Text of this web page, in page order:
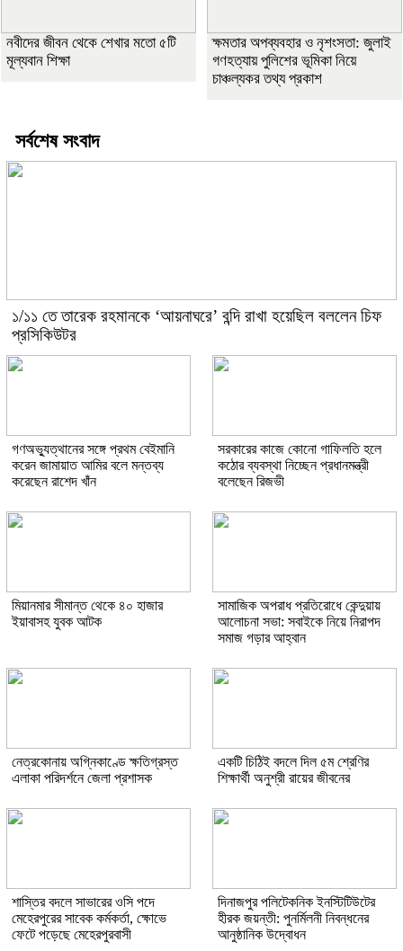
নবীদের জীবন থেকে শেখার মতো ৫টি
মূল্যবান শিক্ষা
ক্ষমতার অপব্যবহার ও নৃশংসতা: জুলাই
গণহত্যায় পুলিশের ভূমিকা নিয়ে
চাঞ্চল্যকর তথ্য প্রকাশ
সর্বশেষ সংবাদ
১/১১ তে তারেক রহমানকে ‘আয়নাঘরে’ বন্দি রাখা হয়েছিল বললেন চিফ
প্রসিকিউটর
গণঅভ্যুত্থানের সঙ্গে প্রথম বেইমানি
করেন জামায়াত আমির বলে মন্তব্য
করেছেন রাশেদ খাঁন
সরকারের কাজে কোনো গাফিলতি হলে
কঠোর ব্যবস্থা নিচ্ছেন প্রধানমন্ত্রী
বলেছেন রিজভী
মিয়ানমার সীমান্ত থেকে ৪০ হাজার
ইয়াবাসহ যুবক আটক
সামাজিক অপরাধ প্রতিরোধে কেন্দুয়ায়
আলোচনা সভা: সবাইকে নিয়ে নিরাপদ
সমাজ গড়ার আহ্বান
নেত্রকোনায় অগ্নিকাণ্ডে ক্ষতিগ্রস্ত
এলাকা পরিদর্শনে জেলা প্রশাসক
একটি চিঠিই বদলে দিল ৫ম শ্রেণির
শিক্ষার্থী অনুশ্রী রায়ের জীবনের
শাস্তির বদলে সাভারের ওসি পদে
মেহেরপুরের সাবেক কর্মকর্তা, ক্ষোভে
ফেটে পড়েছে মেহেরপুরবাসী
দিনাজপুর পলিটেকনিক ইনস্টিটিউটের
হীরক জয়ন্তী: পুনর্মিলনী নিবন্ধনের
আনুষ্ঠানিক উদ্বোধন